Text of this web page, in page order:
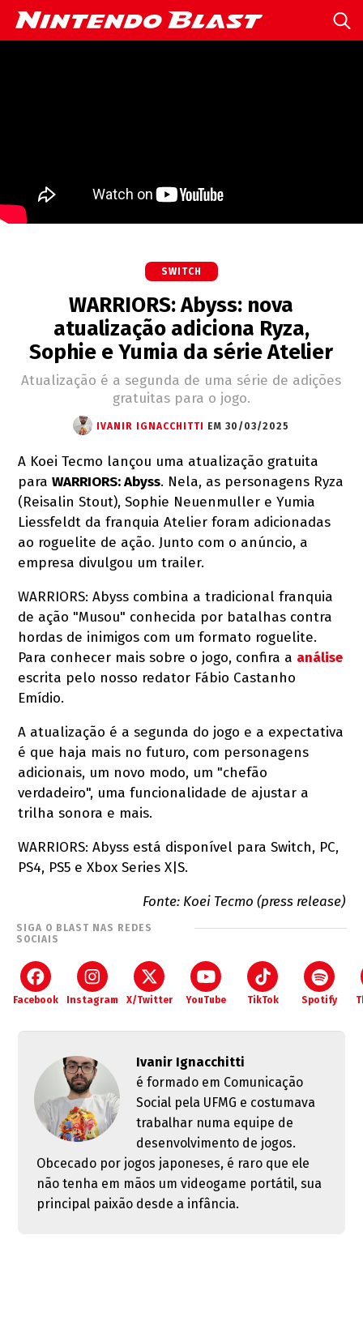
SWITCH
WARRIORS: Abyss: nova
atualização adiciona Ryza,
Sophie e Yumia da série Atelier
Atualização é a segunda de uma série de adições
gratuitas para o jogo.
IVANIR IGNACCHITTI EM 30/03/2025
A Koei Tecmo lançou uma atualização gratuita
paraWARRIORS: Abyss. Nela, as personagens Ryza
(Reisalin Stout), Sophie Neuenmuller e Yumia
Liessfeldt da franquia Atelier foram adicionadas
ao roguelite de ação. Junto com o anúncio, a
empresa divulgou um trailer.
WARRIORS: Abyss combina a tradicional franquia
de ação "Musou" conhecida por batalhas contra
hordas de inimigos com um formato roguelite.
Para conhecer mais sobre o jogo, confira a análise
escrita pelo nosso redator Fábio Castanho
Emídio.
A atualização é a segunda do jogo e a expectativa
é que haja mais no futuro, com personagens
adicionais, um novo modo, um "chefão
verdadeiro", uma funcionalidade de ajustar a
trilha sonora e mais.
WARRIORS: Abyss está disponível para Switch, PC,
PS4, PS5 e Xbox Series X|S.
Fonte: Koei Tecmo (press release)
SIGA O BLAST NAS REDES
SOCIAIS
Facebook Instagram X/Twitter YouTube TikTok Spotify
Ivanir Ignacchitti
é formado em Comunicação
Social pela UFMG e costumava
trabalhar numa equipe de
desenvolvimento de jogos.
Obcecado por jogos japoneses, é raro que ele
não tenha em mãos um videogame portátil, sua
principal paixão desde a infância.